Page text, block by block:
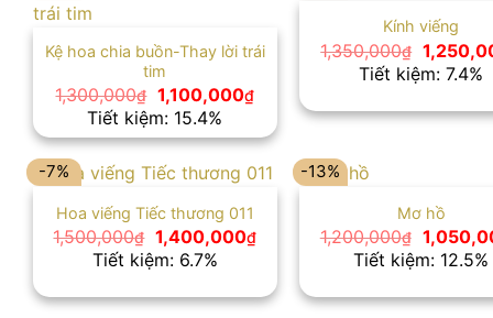
Kệ hoa chia buồn-Thay lời trái
tim
1,300,000₫ Giá
gốc
là:
1,300,000₫.
1,100,000₫Giá
tại
là:
1,100,000₫.
Tiết kiệm: 15.4%
Kính viếng
1,350,000₫ Giá
gốc
là:
Tiết kiệm: 7.4%
-7%
Hoa viếng Tiếc thương 011
1,500,000₫ Giá
gốc
là:
1,400,000₫Giá
là:
1,400,000₫.
Tiết kiệm: 6.7%
-13%
Mơ hồ
1,200,000₫
Giá
gốc
là:
Tiết kiệm: 12.5%